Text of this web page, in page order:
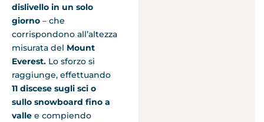
dislivello in un solo
giorno – che
corrispondono all’altezza
misurata del Mount
Everest. Lo sforzo si
raggiunge, effettuando
11 discese sugli sci o
sullo snowboard fino a
valle e compiendo